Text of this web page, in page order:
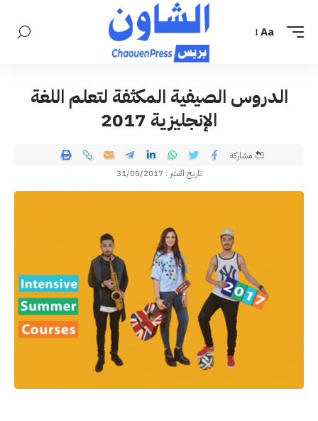
Aa
الدروس الصيفية المكثفة لتعلم اللغة
الإنجليزية 2017
تاريخ النشر : 31/05/2017
مشاركة